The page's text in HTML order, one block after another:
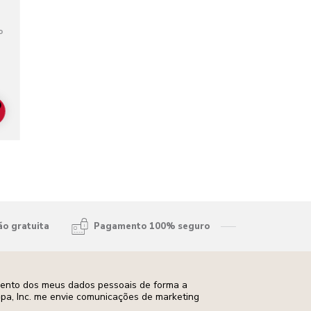
TO CART
gratuita Pagamento 100% seguro
dos meus dados pessoais de forma a
Inc. me envie comunicações de marketing